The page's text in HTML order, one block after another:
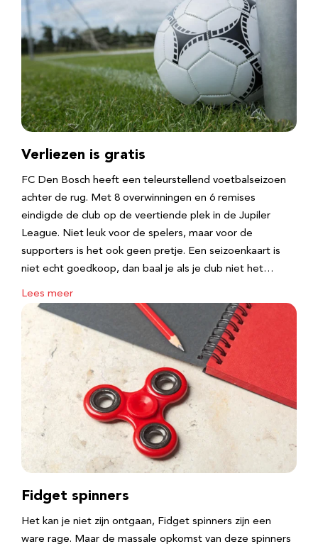
Verliezen is gratis
FC Den Bosch heeft een teleurstellend voetbalseizoen
achter de rug. Met 8 overwinningen en 6 remises
eindigde de club op de veertiende plek in de Jupiler
League. Niet leuk voor de spelers, maar voor de
supporters is het ook geen pretje. Een seizoenkaart is
niet echt goedkoop, dan baal je als je club niet het…
Lees meer
Fidget spinners
Het kan je niet zijn ontgaan, Fidget spinners zijn een
ware rage. Maar de massale opkomst van deze spinners